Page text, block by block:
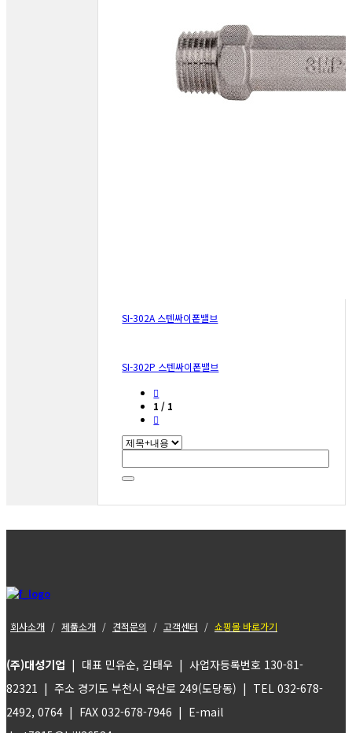
SI-302A 스텐싸이폰밸브
SI-302P 스텐싸이폰밸브
1 / 1
회사소개 제품소개 견적문의 고객센터 쇼핑몰 바로가기
(주)대성기업 | 대표 민유순, 김태우 | 사업자등록번호 130-81-
82321 | 주소 경기도 부천시 옥산로 249(도당동) | TEL 032-678-
2492, 0764 | FAX 032-678-7946 | E-mail